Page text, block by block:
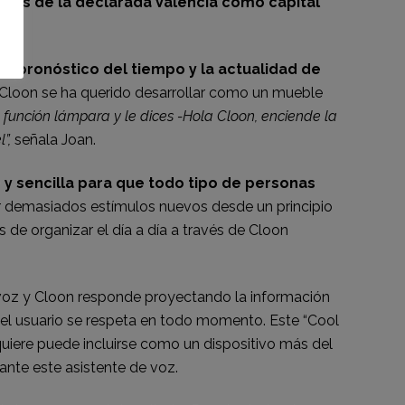
pronóstico del tiempo y la actualidad de
Cloon se ha querido desarrollar como un mueble
lámpara y le dices -Hola Cloon, enciende la
señala Joan.
sencilla para que todo tipo de personas
estímulos nuevos desde un principio
organizar el día a día a través de Cloon
y Cloon responde proyectando la información
usuario se respeta en todo momento. Este “Cool
puede incluirse como un dispositivo más del
este asistente de voz.